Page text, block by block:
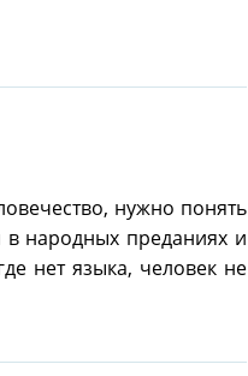
нужно понять
народных преданиях и
нет языка, человек не